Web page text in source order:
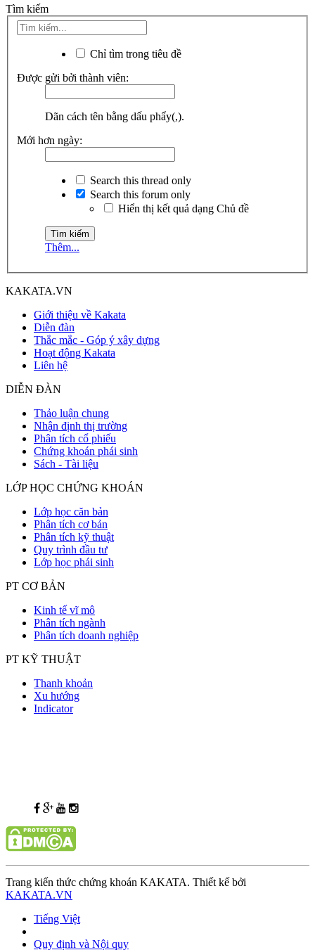
Tìm kiếm
Chỉ tìm trong tiêu đề
Được gửi bởi thành viên:
Dãn cách tên bằng dấu phẩy(,).
Mới hơn ngày:
Search this thread only
Search this forum only
Hiển thị kết quả dạng Chủ đề
Thêm...
KAKATA.VN
Giới thiệu về Kakata
Diễn đàn
Thắc mắc - Góp ý xây dựng
Hoạt động Kakata
Liên hệ
DIỄN ĐÀN
Thảo luận chung
Nhận định thị trường
Phân tích cổ phiếu
Chứng khoán phái sinh
Sách - Tài liệu
LỚP HỌC CHỨNG KHOÁN
Lớp học căn bản
Phân tích cơ bản
Phân tích kỹ thuật
Quy trình đầu tư
Lớp học phái sinh
PT CƠ BẢN
Kinh tế vĩ mô
Phân tích ngành
Phân tích doanh nghiệp
PT KỸ THUẬT
Thanh khoản
Xu hướng
Indicator
Trang kiến thức chứng khoán KAKATA. Thiết kế bởi
KAKATA.VN
Tiếng Việt
Quy định và Nội quy